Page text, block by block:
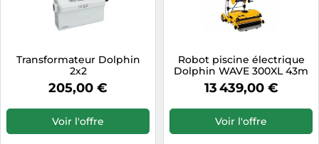
Transformateur Dolphin
2x2
205,00 €
Voir l'offre
Robot piscine électrique
Dolphin WAVE 300XL 43m
télécommande et chariot
13 439,00 €
Voir l'offre